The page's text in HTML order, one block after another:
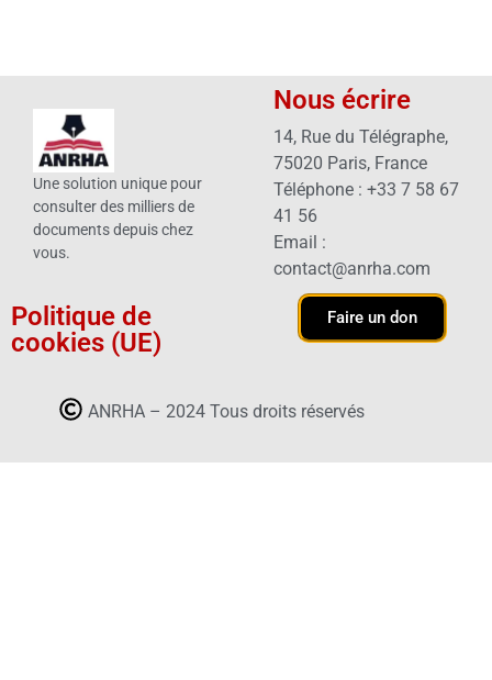
Une solution unique pour
consulter des milliers de
documents depuis chez
vous.
Politique de
cookies (UE)
Nous écrire
14, Rue du Télégraphe,
75020 Paris, France
Téléphone : +33 7 58 67
41 56
Email :
contact@anrha.com
Faire un don
ANRHA – 2024 Tous droits réservés